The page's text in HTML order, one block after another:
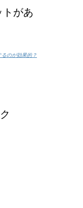
じる予感
ーン
トがあ
のが効果的？